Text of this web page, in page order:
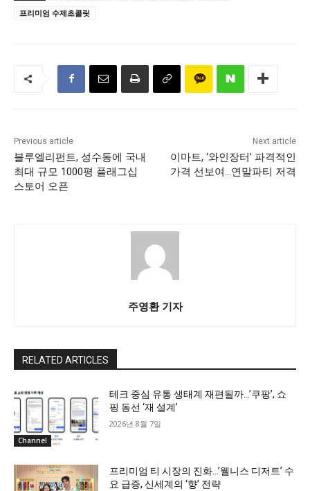
프리미엄 수제초콜릿
Previous article
블루엘리펀트, 성수동에 국내
최대 규모 1000평 플래그십
스토어 오픈
Next article
이마트, ‘와인장터’ 파격적인
가격 선보여…연말파티 저격
주영환 기자
RELATED ARTICLES
Channel
테크 중심 유통 생태계 재편될까…’쿠팡’, 쇼
핑 동선 ‘재 설계’
2026년 8월 7일
프리미엄 티 시장의 진화…’웰니스 디저트’ 수
요 급증, 신세계의 ‘향’ 전략